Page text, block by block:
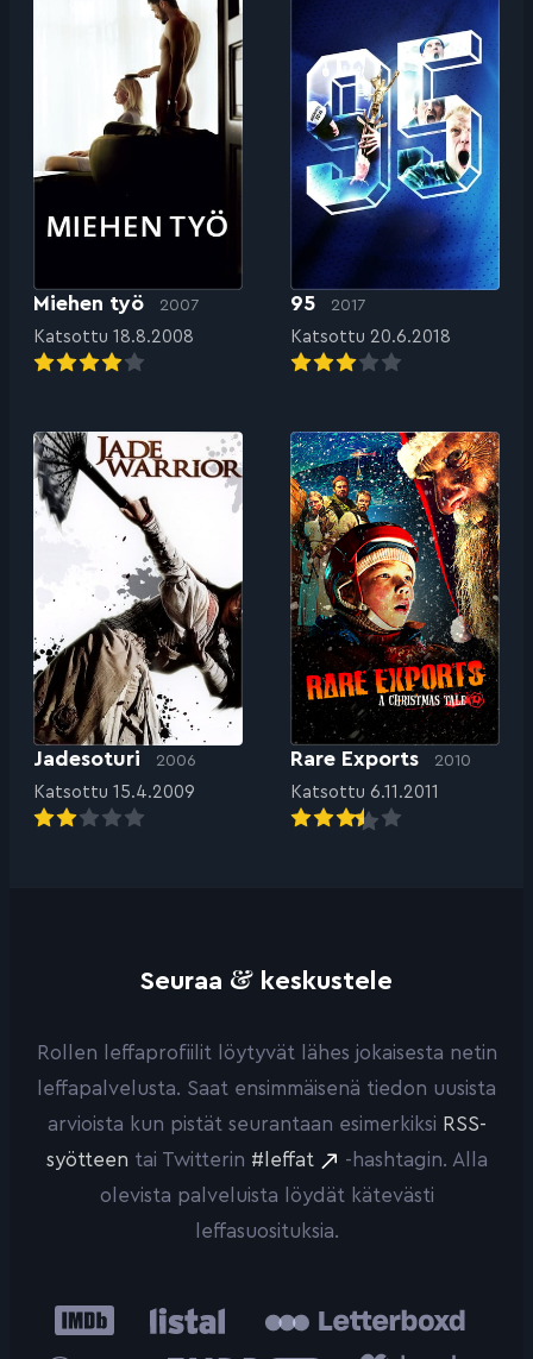
Miehen työ 2007
Katsottu 18.8.2008
95 2017
Katsottu 20.6.2018
Jadesoturi 2006
Katsottu 15.4.2009
Rare Exports 2010
Katsottu 6.11.2011
Seuraa & keskustele
Rollen leffaprofiilit löytyvät lähes jokaisesta netin
leffapalvelusta. Saat ensimmäisenä tiedon uusista
arvioista kun pistät seurantaan esimerkiksi RSS-
syötteen tai Twitterin #leffat
-hashtagin. Alla
olevista palveluista löydät kätevästi
leffasuosituksia.
IMDb Listal